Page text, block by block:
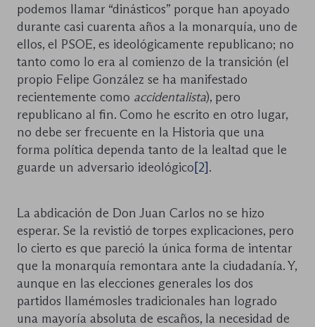
podemos llamar “dinásticos” porque han apoyado
durante casi cuarenta años a la monarquía, uno de
ellos, el PSOE, es ideológicamente republicano; no
tanto como lo era al comienzo de la transición (el
propio Felipe González se ha manifestado
recientemente como accidentalista), pero
republicano al fin. Como he escrito en otro lugar,
no debe ser frecuente en la Historia que una
forma política dependa tanto de la lealtad que le
guarde un adversario ideológico[2].
La abdicación de Don Juan Carlos no se hizo
esperar. Se la revistió de torpes explicaciones, pero
lo cierto es que pareció la única forma de intentar
que la monarquía remontara ante la ciudadanía. Y,
aunque en las elecciones generales los dos
partidos llamémosles tradicionales han logrado
una mayoría absoluta de escaños, la necesidad de